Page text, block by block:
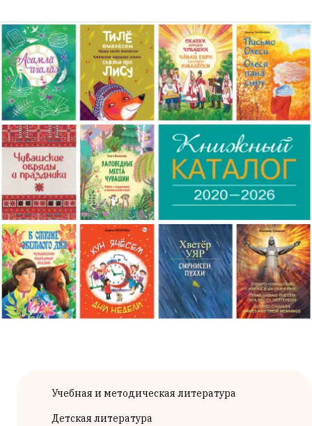
Учебная и методическая литература
Детская литература